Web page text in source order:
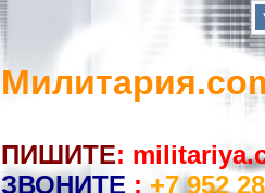
ПИШИТЕ:
ЗВОНИТЕ : +7 952